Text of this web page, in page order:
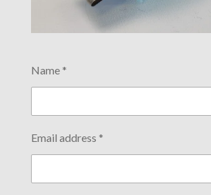
Name *
Email address *